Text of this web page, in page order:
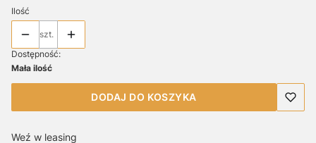
Ilość
szt.
Dostępność:
Mała ilość
DODAJ DO KOSZYKA
Weź w leasing